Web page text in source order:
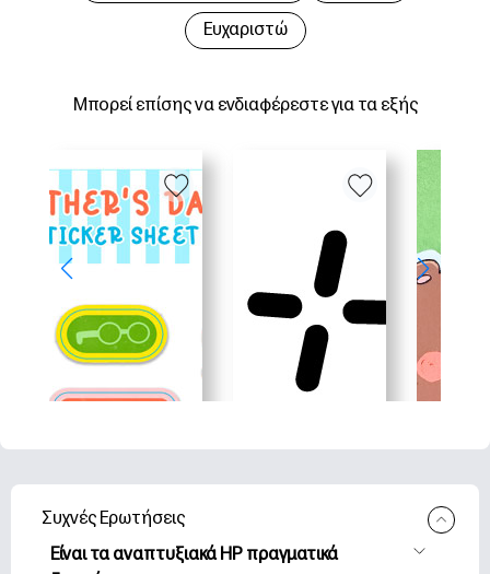
Μπορεί επίσης να ενδιαφέρεστε για τα εξής
Ευχαριστώ
Συχνές Ερωτήσεις
Είναι τα αναπτυξιακά HP πραγματικά